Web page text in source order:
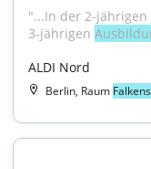
"...In der 2-jährigen
3-jährigen
ALDI Nord
Berlin, Raum